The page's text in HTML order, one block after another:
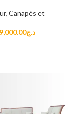
, Canapés et
د.ج